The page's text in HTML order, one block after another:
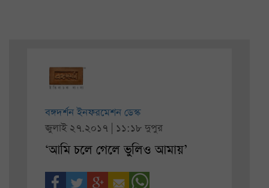
বঙ্গদর্শন ইনফরমেশন ডেস্ক
জুলাই ২৭.২০১৭ | ১১:১৮ দুপুর
‘আমি চলে গেলে ভুলিও আমায়’